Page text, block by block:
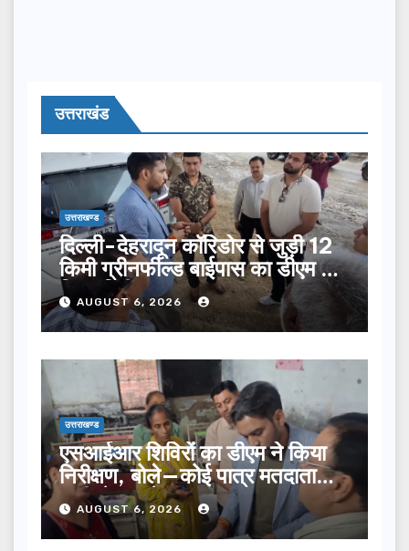
उत्तराखंड
उत्तराखण्ड
दिल्ली-देहरादून कॉरिडोर से जुड़ी 12
किमी ग्रीनफील्ड बाईपास का डीएम ने
किया निरीक्षण…
AUGUST 6, 2026
उत्तराखण्ड
एसआईआर शिविरों का डीएम ने किया
निरीक्षण, बोले—कोई पात्र मतदाता
सूची से न छूटे…
AUGUST 6, 2026